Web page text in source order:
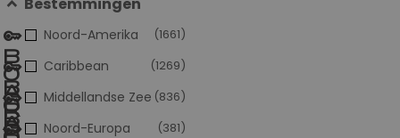
(1661)
Noord-Amerika
(1269)
Caribbean
(836)
Middellandse Zee
(381)
Noord-Europa